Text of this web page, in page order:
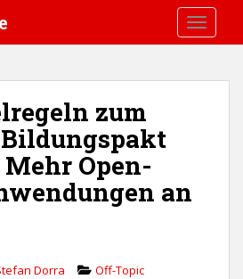
zum
Open-
an
Dorra Off-Topic